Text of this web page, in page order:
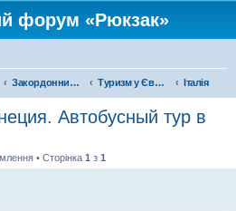
форум «Рюкзак»
Закордонний туризм Туризм у Європі Італія
Автобусный тур в
• Сторінка 1 з 1